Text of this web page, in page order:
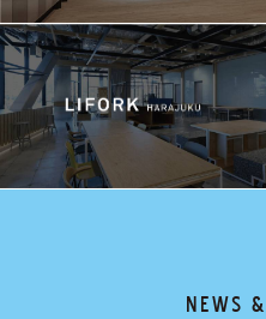
NEWS